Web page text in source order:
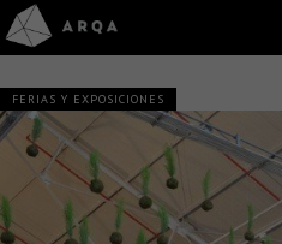
FERIAS Y EXPOSICIONES